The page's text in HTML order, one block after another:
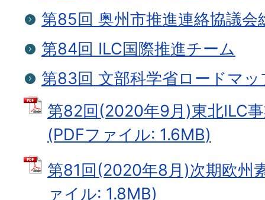
第85回 奥州市推進連絡協議会
第84回 ILC国際推進チーム
第83回 文部科学省ロードマッ
第82回(2020年9月)東北ILC
(PDFファイル: 1.6MB)
第81回(2020年8月)次期欧州
ァイル: 1.8MB)